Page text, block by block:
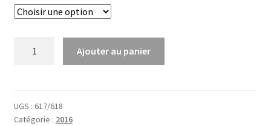
Nuit
Ajouter au panier
UGS : 617/618
Catégorie : 2016